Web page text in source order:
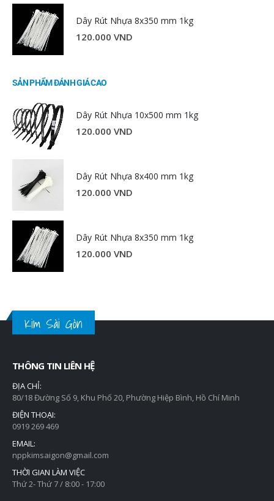
Dây Rút Nhựa 8x350 mm 1kg
120.000 VND
SẢN PHẨM ĐÁNH GIÁ CAO
Dây Rút Nhựa 10x500 mm 1kg
120.000 VND
Dây Rút Nhựa 8x400 mm 1kg
120.000 VND
Dây Rút Nhựa 8x350 mm 1kg
120.000 VND
Kim Sài Gòn
THÔNG TIN LIÊN HỆ
ĐỊA CHỈ:
80/18 Đường Số 9, Khu Phố 20, Phường Hiệp Bình, Hồ Chí Minh
ĐIỆN THOẠI:
0919 269 469
EMAIL:
nppkimsaigon@gmail.com
THỜI GIAN LÀM VIỆC
Thứ 2- Thứ 7 / 8:00 - 17:00